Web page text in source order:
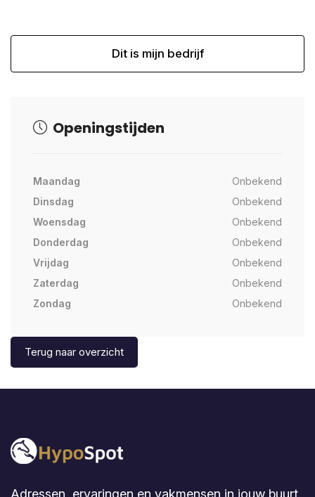
Dit is mijn bedrijf
Openingstijden
Maandag
Onbekend
Dinsdag
Onbekend
Woensdag
Onbekend
Donderdag
Onbekend
Vrijdag
Onbekend
Zaterdag
Onbekend
Zondag
Onbekend
Terug naar overzicht
Adressen, ervaringen en vakmensen in jouw buurt.